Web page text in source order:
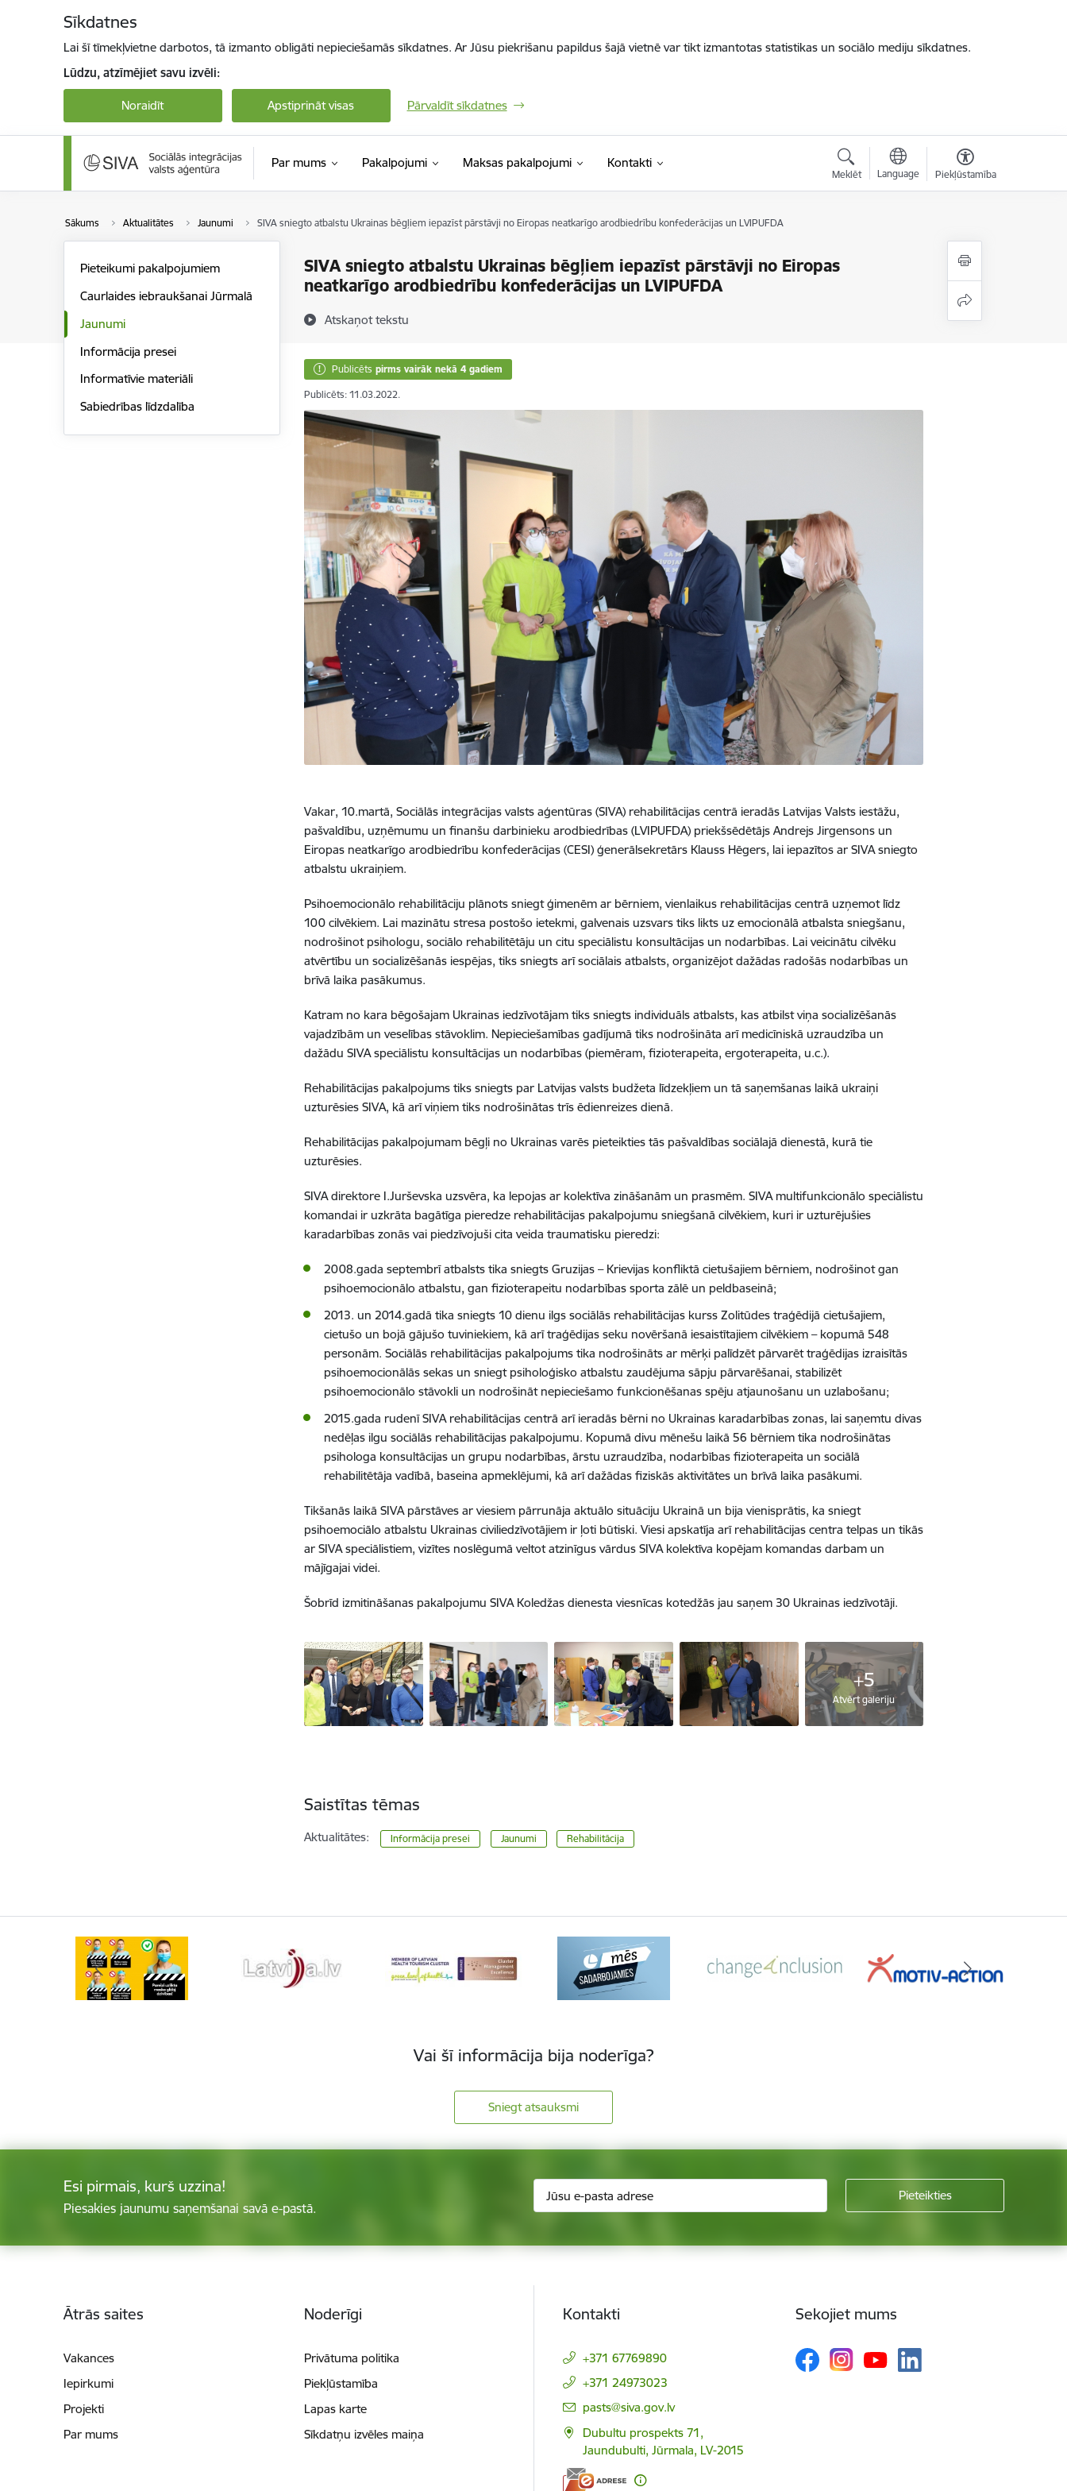
Sīkdatnes
Lai šī tīmekļvietne darbotos, tā izmanto obligāti nepieciešamās sīkdatnes. Ar Jūsu piekrišanu papildus šajā vietnē var tikt izmantotas statistikas un sociālo mediju sīkdatnes.
Lūdzu, atzīmējiet savu izvēli:
Noraidīt Apstiprināt visas Pārvaldīt sīkdatnes
Par mums Pakalpojumi Maksas pakalpojumi Kontakti
Meklēt Language Piekļūstamība
Sākums Aktualitātes Jaunumi SIVA sniegto atbalstu Ukrainas bēgļiem iepazīst pārstāvji no Eiropas neatkarīgo arodbiedrību konfederācijas un LVIPUFDA
SIVA sniegto atbalstu Ukrainas bēgļiem iepazīst pārstāvji no Eiropas
neatkarīgo arodbiedrību konfederācijas un LVIPUFDA
Atskaņot tekstu
Pieteikumi pakalpojumiem
Caurlaides iebraukšanai Jūrmalā
Jaunumi
Informācija presei
Informatīvie materiāli
Sabiedrības līdzdalība
Publicēts pirms vairāk nekā 4 gadiem
Publicēts: 11.03.2022.
Vakar, 10.martā, Sociālās integrācijas valsts aģentūras (SIVA) rehabilitācijas centrā ieradās Latvijas Valsts iestāžu,
pašvaldību, uzņēmumu un finanšu darbinieku arodbiedrības (LVIPUFDA) priekšsēdētājs Andrejs Jirgensons un
Eiropas neatkarīgo arodbiedrību konfederācijas (CESI) ģenerālsekretārs Klauss Hēgers, lai iepazītos ar SIVA sniegto
atbalstu ukraiņiem.
Psihoemocionālo rehabilitāciju plānots sniegt ģimenēm ar bērniem, vienlaikus rehabilitācijas centrā uzņemot līdz
100 cilvēkiem. Lai mazinātu stresa postošo ietekmi, galvenais uzsvars tiks likts uz emocionālā atbalsta sniegšanu,
nodrošinot psihologu, sociālo rehabilitētāju un citu speciālistu konsultācijas un nodarbības. Lai veicinātu cilvēku
atvērtību un socializēšanās iespējas, tiks sniegts arī sociālais atbalsts, organizējot dažādas radošās nodarbības un
brīvā laika pasākumus.
Katram no kara bēgošajam Ukrainas iedzīvotājam tiks sniegts individuāls atbalsts, kas atbilst viņa socializēšanās
vajadzībām un veselības stāvoklim. Nepieciešamības gadījumā tiks nodrošināta arī medicīniskā uzraudzība un
dažādu SIVA speciālistu konsultācijas un nodarbības (piemēram, fizioterapeita, ergoterapeita, u.c.).
Rehabilitācijas pakalpojums tiks sniegts par Latvijas valsts budžeta līdzekļiem un tā saņemšanas laikā ukraiņi
uzturēsies SIVA, kā arī viņiem tiks nodrošinātas trīs ēdienreizes dienā.
Rehabilitācijas pakalpojumam bēgļi no Ukrainas varēs pieteikties tās pašvaldības sociālajā dienestā, kurā tie
uzturēsies.
SIVA direktore I.Jurševska uzsvēra, ka lepojas ar kolektīva zināšanām un prasmēm. SIVA multifunkcionālo speciālistu
komandai ir uzkrāta bagātīga pieredze rehabilitācijas pakalpojumu sniegšanā cilvēkiem, kuri ir uzturējušies
karadarbības zonās vai piedzīvojuši cita veida traumatisku pieredzi:
2008.gada septembrī atbalsts tika sniegts Gruzijas – Krievijas konfliktā cietušajiem bērniem, nodrošinot gan
psihoemocionālo atbalstu, gan fizioterapeitu nodarbības sporta zālē un peldbaseinā;
2013. un 2014.gadā tika sniegts 10 dienu ilgs sociālās rehabilitācijas kurss Zolitūdes traģēdijā cietušajiem,
cietušo un bojā gājušo tuviniekiem, kā arī traģēdijas seku novēršanā iesaistītajiem cilvēkiem – kopumā 548
personām. Sociālās rehabilitācijas pakalpojums tika nodrošināts ar mērķi palīdzēt pārvarēt traģēdijas izraisītās
psihoemocionālās sekas un sniegt psiholoģisko atbalstu zaudējuma sāpju pārvarēšanai, stabilizēt
psihoemocionālo stāvokli un nodrošināt nepieciešamo funkcionēšanas spēju atjaunošanu un uzlabošanu;
2015.gada rudenī SIVA rehabilitācijas centrā arī ieradās bērni no Ukrainas karadarbības zonas, lai saņemtu divas
nedēļas ilgu sociālās rehabilitācijas pakalpojumu. Kopumā divu mēnešu laikā 56 bērniem tika nodrošinātas
psihologa konsultācijas un grupu nodarbības, ārstu uzraudzība, nodarbības fizioterapeita un sociālā
rehabilitētāja vadībā, baseina apmeklējumi, kā arī dažādas fiziskās aktivitātes un brīvā laika pasākumi.
Tikšanās laikā SIVA pārstāves ar viesiem pārrunāja aktuālo situāciju Ukrainā un bija vienisprātis, ka sniegt
psihoemociālo atbalstu Ukrainas civiliedzīvotājiem ir ļoti būtiski. Viesi apskatīja arī rehabilitācijas centra telpas un tikās
ar SIVA speciālistiem, vizītes noslēgumā veltot atzinīgus vārdus SIVA kolektīva kopējam komandas darbam un
mājīgajai videi.
Šobrīd izmitināšanas pakalpojumu SIVA Koledžas dienesta viesnīcas kotedžās jau saņem 30 Ukrainas iedzīvotāji.
+5
Atvērt galeriju
Saistītas tēmas
Aktualitātes: Informācija presei Jaunumi Rehabilitācija
Vai šī informācija bija noderīga?
Sniegt atsauksmi
Esi pirmais, kurš uzzina!
Piesakies jaunumu saņemšanai savā e-pastā.
Ātrās saites
Vakances
Iepirkumi
Projekti
Par mums
Noderīgi
Privātuma politika
Piekļūstamība
Lapas karte
Sīkdatņu izvēles maiņa
Kontakti
+371 67769890
+371 24973023
E-pasts:
pasts@siva.gov.lv
Dubultu prospekts 71,
Jaundubulti, Jūrmala, LV-2015
Sekojiet mums